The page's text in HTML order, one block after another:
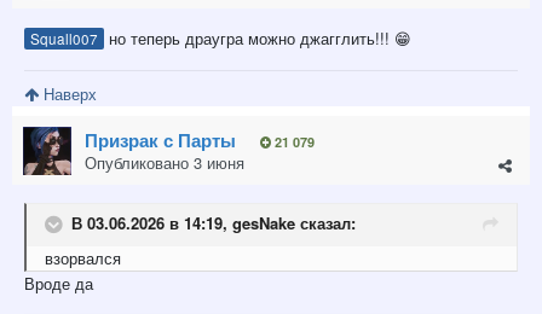
Squall007 но теперь драугра можно джагглить!!! 😁
Наверх
Призрак с Парты 21 079
Опубликовано 3 июня
В 03.06.2026 в 14:19, gesNake сказал:
взорвался
Вроде да